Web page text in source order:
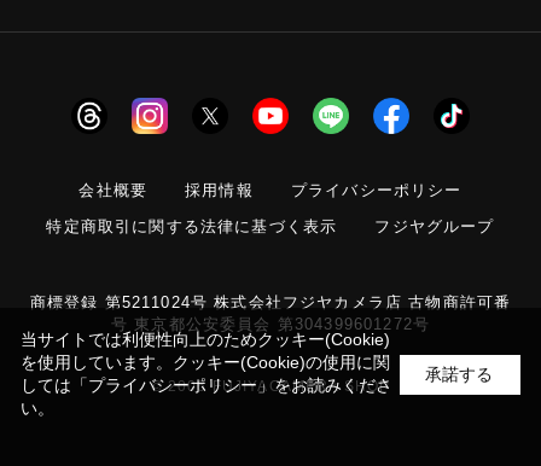
会社概要 採用情報
プライバシーポリシー
特定商取引に関する法律に基づく表示
フジヤグループ
商標登録 第5211024号 株式会社フジヤカメラ店 古物商許可番
号 東京都公安委員会 第304399601272号
© 2006 FUJIYACAMERA SHOP
当サイトでは利便性向上のためクッキー(Cookie)
を使用しています。クッキー(Cookie)の使用に関
しては 「プライバシーポリシー」をお読みくださ
い。
承諾する